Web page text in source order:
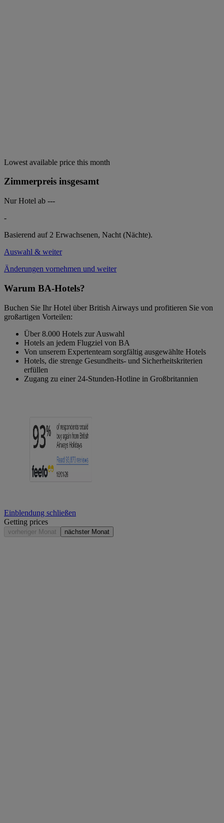
Lowest available price this month
Zimmerpreis insgesamt
Nur Hotel ab ---
-
Basierend auf 2 Erwachsenen, Nacht (Nächte).
Auswahl & weiter
Änderungen vornehmen und weiter
Warum BA-Hotels?
Buchen Sie Ihr Hotel über British Airways und profitieren Sie von
großartigen Vorteilen:
Über 8.000 Hotels zur Auswahl
Hotels an jedem Flugziel von BA
Von unserem Expertenteam sorgfältig ausgewählte Hotels
Hotels, die strenge Gesundheits- und Sicherheitskriterien
erfüllen
Zugang zu einer 24-Stunden-Hotline in Großbritannien
Einblendung schließen
Getting prices
vorheriger Monat nächster Monat